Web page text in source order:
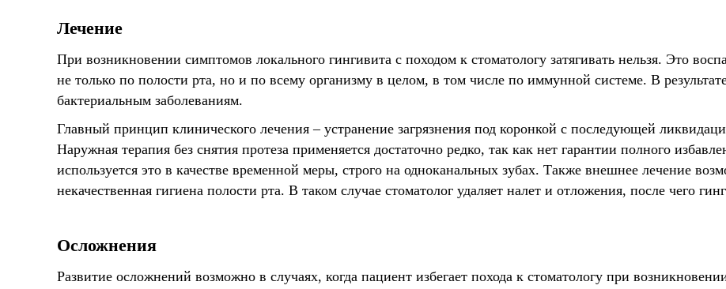
Лечение
При возникновении симптомов локального гингивита с походом к стоматологу затягивать нельзя. Это
не только по полости рта, но и по всему организму в целом, в том числе по иммунной системе. В
бактериальным заболеваниям.
Главный принцип клинического лечения – устранение загрязнения под коронкой с последующей
Наружная терапия без снятия протеза применяется достаточно редко, так как нет гарантии полного
используется это в качестве временной меры, строго на одноканальных зубах. Также внешнее лечение
некачественная гигиена полости рта. В таком случае стоматолог удаляет налет и отложения, после чего
Осложнения
Развитие осложнений возможно в случаях, когда пациент избегает похода к стоматологу при